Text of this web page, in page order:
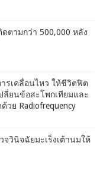
ตามกว่า 500,000 หลัง
ารเคลื่อนไหว ให้ชีวิตฟิต
ลี่ยนข้อสะโพกเทียมและ
วย Radiofrequency
จวินิจฉัยมะเร็งเต้านมให้